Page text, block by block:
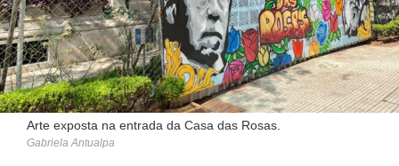
Arte exposta na entrada da Casa das Rosas.
Gabriela Antualpa